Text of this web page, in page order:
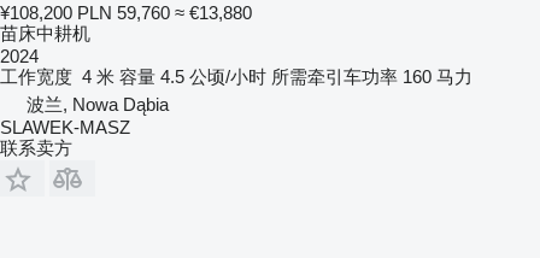
¥108,200 PLN 59,760 ≈ €13,880
苗床中耕机
2024
工作宽度 4 米 容量 4.5 公顷/小时 所需牵引车功率 160 马力
波兰, Nowa Dąbia
SLAWEK-MASZ
联系卖方